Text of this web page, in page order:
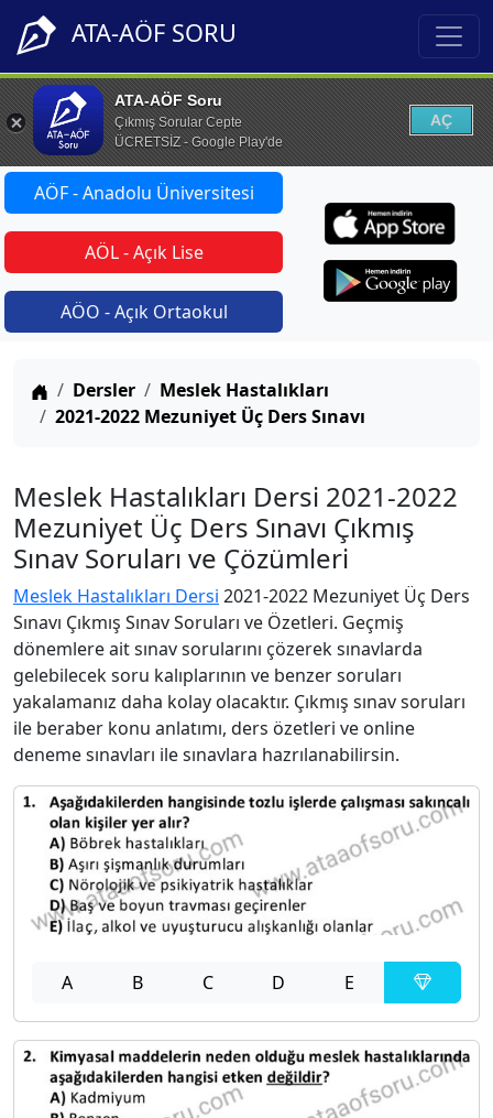
ATA-AÖF SORU
ATA-AÖF Soru
Çıkmış Sorular Cepte
ÜCRETSİZ - Google Play'de
AÇ
AÖF - Anadolu Üniversitesi
AÖL - Açık Lise
AÖO - Açık Ortaokul
Anasayfa
Dersler
Meslek Hastalıkları
2021-2022 Mezuniyet Üç Ders Sınavı
Meslek Hastalıkları Dersi 2021-2022
Mezuniyet Üç Ders Sınavı Çıkmış
Sınav Soruları ve Çözümleri
Meslek Hastalıkları Dersi 2021-2022 Mezuniyet Üç Ders
Sınavı Çıkmış Sınav Soruları ve Özetleri. Geçmiş
dönemlere ait sınav sorularını çözerek sınavlarda
gelebilecek soru kalıplarının ve benzer soruları
yakalamanız daha kolay olacaktır. Çıkmış sınav soruları
ile beraber konu anlatımı, ders özetleri ve online
deneme sınavları ile sınavlara hazrılanabilirsin.
A B C D E